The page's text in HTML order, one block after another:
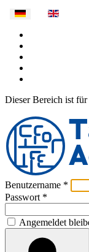
Dieser Bereich ist
Benutzername *
Passwort *
Angemeldet